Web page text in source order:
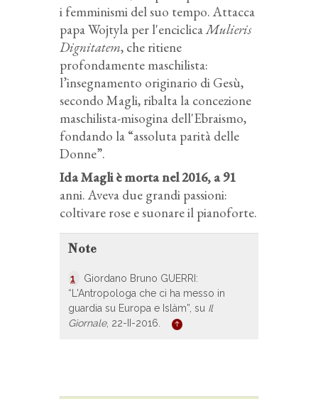
i femminismi del suo tempo. Attacca
papa Wojtyla per l'enciclicaMulieris
Dignitatem, che ritiene
profondamente maschilista:
l’insegnamento originario di Gesù,
secondo Magli, ribalta la concezione
maschilista-misogina dell'Ebraismo,
fondando la “assoluta parità delle
Donne”.
Ida Magli è morta nel 2016, a 91
anni. Aveva due grandi passioni:
coltivare rose e suonare il pianoforte.
Note
1
Giordano Bruno GUERRI:
“L'Antropologa che ci ha messo in
guardia su Europa e Islàm”, su Il
Giornale, 22-II-2016.